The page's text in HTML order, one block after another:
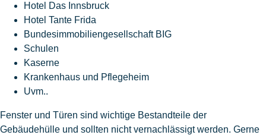
Hotel Das Innsbruck
Hotel Tante Frida
Bundesimmobiliengesellschaft BIG
Schulen
Kaserne
Krankenhaus und Pflegeheim
Uvm..
Fenster und Türen sind wichtige Bestandteile der
Gebäudehülle und sollten nicht vernachlässigt werden. Gerne